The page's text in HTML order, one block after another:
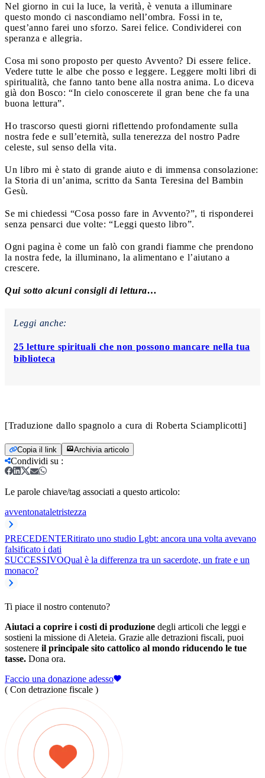
Nel giorno in cui la luce, la verità, è venuta a illuminare
questo mondo ci nascondiamo nell’ombra. Fossi in te,
quest’anno farei uno sforzo. Sarei felice. Condividerei con
speranza e allegria.
Cosa mi sono proposto per questo Avvento? Di essere felice.
Vedere tutte le albe che posso e leggere. Leggere molti libri di
spiritualità, che fanno tanto bene alla nostra anima. Lo diceva
già don Bosco: “In cielo conoscerete il gran bene che fa una
buona lettura”.
Ho trascorso questi giorni riflettendo profondamente sulla
nostra fede e sull’eternità, sulla tenerezza del nostro Padre
celeste, sul senso della vita.
Un libro mi è stato di grande aiuto e di immensa consolazione:
la Storia di un’anima, scritto da Santa Teresina del Bambin
Gesù.
Se mi chiedessi “Cosa posso fare in Avvento?”, ti risponderei
senza pensarci due volte: “Leggi questo libro”.
Ogni pagina è come un falò con grandi fiamme che prendono
la nostra fede, la illuminano, la alimentano e l’aiutano a
crescere.
Qui sotto alcuni consigli di lettura…
Leggi anche:
25 letture spirituali che non possono mancare nella tua
biblioteca
[Traduzione dallo spagnolo a cura di Roberta Sciamplicotti]
Copia il link Archivia articolo
Condividi su :
Le parole chiave/tag associati a questo articolo:
avventonataletristezza
PRECEDENTERitirato uno studio Lgbt: ancora una volta avevano
falsificato i dati
SUCCESSIVOQual è la differenza tra un sacerdote, un frate e un
monaco?
Ti piace il nostro contenuto?
Aiutaci a coprire i costi di produzione degli articoli che leggi e
sostieni la missione di Aleteia. Grazie alle detrazioni fiscali, puoi
sostenere il principale sito cattolico al mondo riducendo le tue
tasse. Dona ora.
Faccio una donazione adesso
( Con detrazione fiscale )